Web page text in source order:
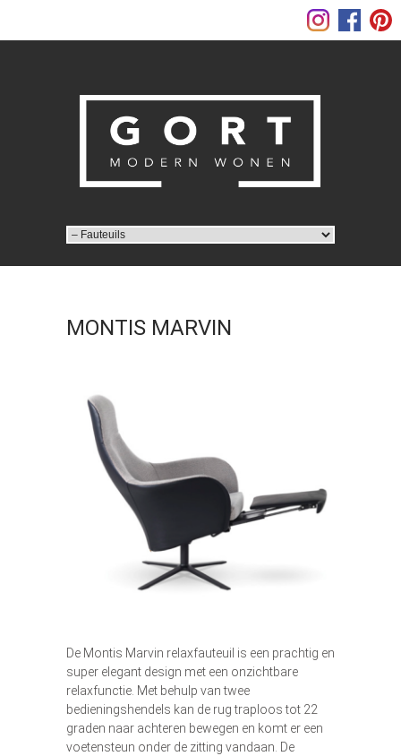
MONTIS MARVIN
De Montis Marvin relaxfauteuil is een prachtig en
super elegant design met een onzichtbare
relaxfunctie. Met behulp van twee
bedieningshendels kan de rug traploos tot 22
graden naar achteren bewegen en komt er een
voetensteun onder de zitting vandaan. De